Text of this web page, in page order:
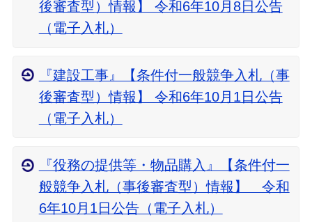
後審査型）情報】 令和6年10月8日公告
（電子入札）
『建設工事』【条件付一般競争入札（事
後審査型）情報】 令和6年10月1日公告
（電子入札）
『役務の提供等・物品購入』【条件付一
般競争入札（事後審査型）情報】 令和
6年10月1日公告（電子入札）